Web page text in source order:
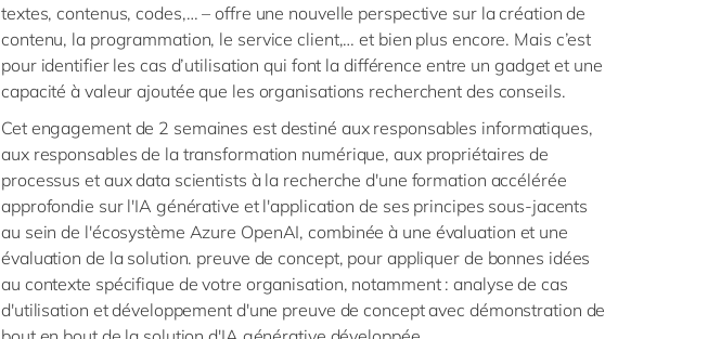
textes, contenus, codes,… – offre une nouvelle perspective sur la création de
contenu, la programmation, le service client,… et bien plus encore. Mais c’est
pour identifier les cas d’utilisation qui font la différence entre un gadget et une
capacité à valeur ajoutée que les organisations recherchent des conseils.
Cet engagement de 2 semaines est destiné aux responsables informatiques,
aux responsables de la transformation numérique, aux propriétaires de
processus et aux data scientists à la recherche d'une formation accélérée
approfondie sur l'IA générative et l'application de ses principes sous-jacents
au sein de l'écosystème Azure OpenAI, combinée à une évaluation et une
évaluation de la solution. preuve de concept, pour appliquer de bonnes idées
au contexte spécifique de votre organisation, notamment : analyse de cas
d'utilisation et développement d'une preuve de concept avec démonstration de